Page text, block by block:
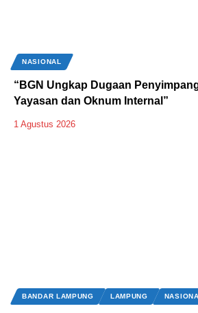
NASIONAL
“BGN Ungkap Dugaan
Yayasan dan Oknum Internal”
1 Agustus 2026
BANDAR LAMPUNG LAMPUNG